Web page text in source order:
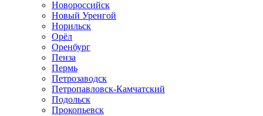
Новороссийск
Новый Уренгой
Норильск
Орёл
Оренбург
Пенза
Пермь
Петрозаводск
Петропавловск-Камчатский
Подольск
Прокопьевск